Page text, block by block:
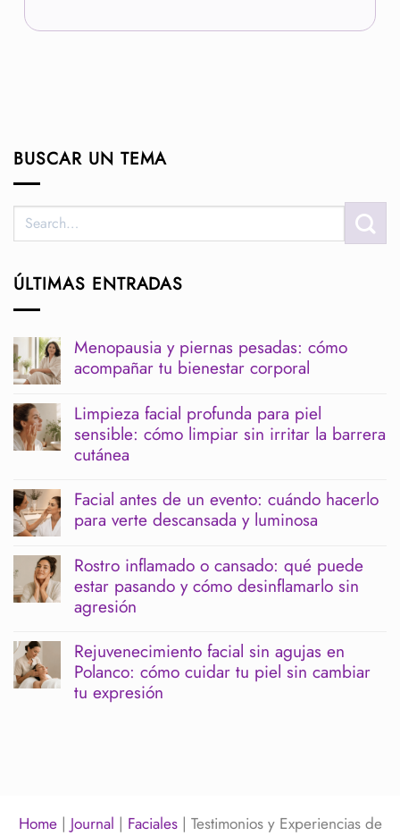
BUSCAR UN TEMA
ÚLTIMAS ENTRADAS
Menopausia y piernas pesadas: cómo
acompañar tu bienestar corporal
hay
comentarios
en
Menopausia
y
pesadas:
cómo
acompañar
tu
corporal
Limpieza facial profunda para piel
sensible: cómo limpiar sin irritar la barrera
cutánea
hay
comentarios
en
Limpieza
profunda
para
piel
sensible:
cómo
sin
irritar
la
barrera
cutánea
Facial antes de un evento: cuándo hacerlo
para verte descansada y luminosa
hay
comentarios
en
Facial
antes
evento:
cuándo
hacerlo
para
Rostro inflamado o cansado: qué puede
estar pasando y cómo desinflamarlo sin
agresión
hay
comentarios
en
Rostro
inflamado
desinflamarlo
Rejuvenecimiento facial sin agujas en
Polanco: cómo cuidar tu piel sin cambiar
tu expresión
en
Home| Journal | Faciales| Testimonios y Experiencias de